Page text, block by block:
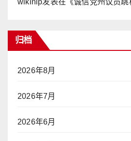
归档
2026年8月
2026年7月
2026年6月